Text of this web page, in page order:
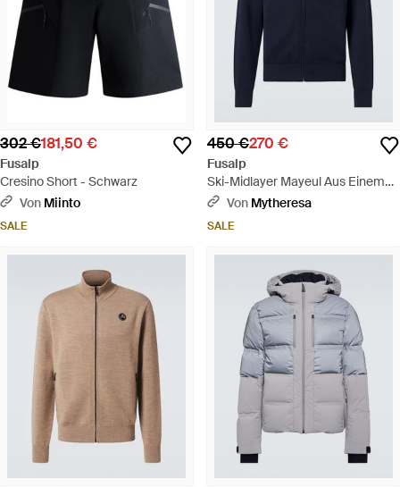
302 €181,50 €
Fusalp
Cresino Short - Schwarz
Von Miinto
SALE
450 €270 €
Fusalp
Ski-Midlayer Mayeul Aus Einem
Wollgemisch - Blau
Von Mytheresa
SALE